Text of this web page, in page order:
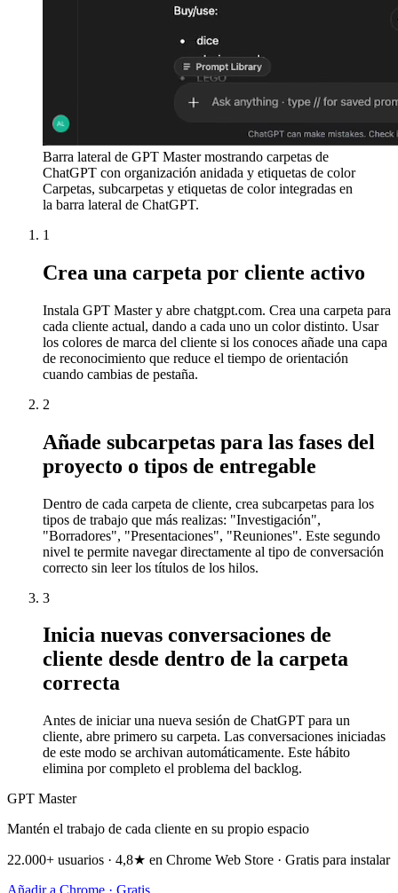
Barra lateral de GPT Master mostrando carpetas de
ChatGPT con organización anidada y etiquetas de color
Carpetas, subcarpetas y etiquetas de color integradas en
la barra lateral de ChatGPT.
1
Crea una carpeta por cliente activo
Instala GPT Master y abre chatgpt.com. Crea una carpeta para
cada cliente actual, dando a cada uno un color distinto. Usar
los colores de marca del cliente si los conoces añade una capa
de reconocimiento que reduce el tiempo de orientación
cuando cambias de pestaña.
2
Añade subcarpetas para las fases del
proyecto o tipos de entregable
Dentro de cada carpeta de cliente, crea subcarpetas para los
tipos de trabajo que más realizas: "Investigación",
"Borradores", "Presentaciones", "Reuniones". Este segundo
nivel te permite navegar directamente al tipo de conversación
correcto sin leer los títulos de los hilos.
3
Inicia nuevas conversaciones de
cliente desde dentro de la carpeta
correcta
Antes de iniciar una nueva sesión de ChatGPT para un
cliente, abre primero su carpeta. Las conversaciones iniciadas
de este modo se archivan automáticamente. Este hábito
elimina por completo el problema del backlog.
GPT Master
Mantén el trabajo de cada cliente en su propio espacio
22.000+ usuarios · 4,8★ en Chrome Web Store · Gratis para instalar